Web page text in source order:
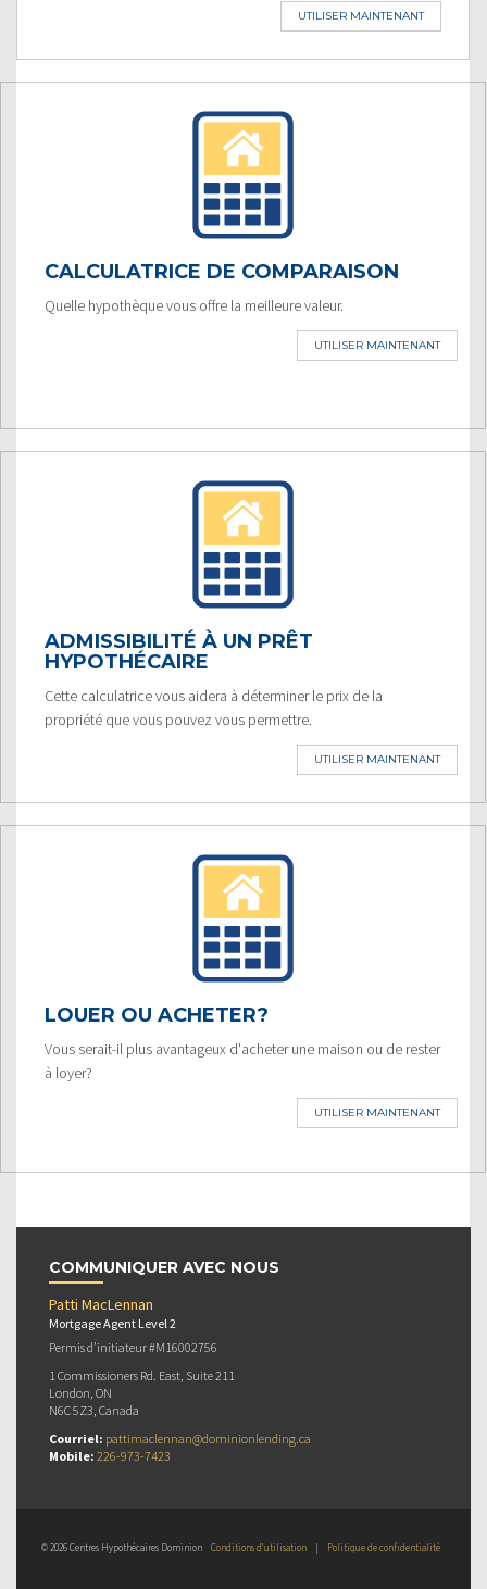
UTILISER MAINTENANT
CALCULATRICE DE COMPARAISON
Quelle hypothèque vous offre la meilleure valeur.
UTILISER MAINTENANT
ADMISSIBILITÉ À UN PRÊT
HYPOTHÉCAIRE
Cette calculatrice vous aidera à déterminer le prix de la
propriété que vous pouvez vous permettre.
UTILISER MAINTENANT
LOUER OU ACHETER?
Vous serait-il plus avantageux d'acheter une maison ou de rester
à loyer?
UTILISER MAINTENANT
COMMUNIQUER AVEC NOUS
Patti MacLennan
Mortgage Agent Level 2
Permis d’initiateur #M16002756
1 Commissioners Rd. East, Suite 211
London, ON
N6C 5Z3, Canada
Courriel: pattimaclennan@dominionlending.ca
Mobile: 226-973-7423
© 2026 Centres Hypothécaires Dominion Conditions d’utilisation | Politique de confidentialité